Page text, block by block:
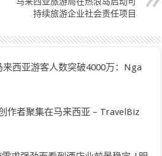
持续旅游企业社会责任项目
西亚游客人数突破4000万：Nga
作者聚集在马来西亚 – TravelBiz